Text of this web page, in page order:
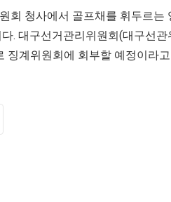
회 청사에서 골프채를 휘두르는
. 대구선거관리위원회(대구선관
징계위원회에 회부할 예정이라